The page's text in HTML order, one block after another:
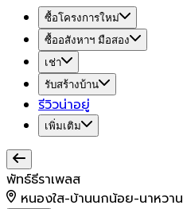
ซื้อโครงการใหม่
ซื้ออสังหาฯ มือสอง
เช่า
รับสร้างบ้าน
รีวิวน่าอยู่
เพิ่มเติม
พัทธ์ธีราเพลส
หนองใส-บ้านนกน้อย-นาหวาน